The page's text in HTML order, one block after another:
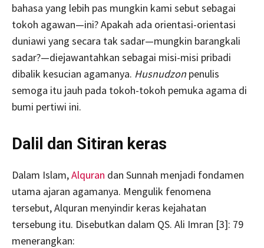
bahasa yang lebih pas mungkin kami sebut sebagai
tokoh agawan—ini? Apakah ada orientasi-orientasi
duniawi yang secara tak sadar—mungkin barangkali
sadar?—diejawantahkan sebagai misi-misi pribadi
dibalik kesucian agamanya. Husnudzon penulis
semoga itu jauh pada tokoh-tokoh pemuka agama di
bumi pertiwi ini.
Dalil dan Sitiran keras
Dalam Islam,Alquran dan Sunnah menjadi fondamen
utama ajaran agamanya. Mengulik fenomena
tersebut, Alquran menyindir keras kejahatan
tersebung itu. Disebutkan dalam QS. Ali Imran [3]: 79
menerangkan: